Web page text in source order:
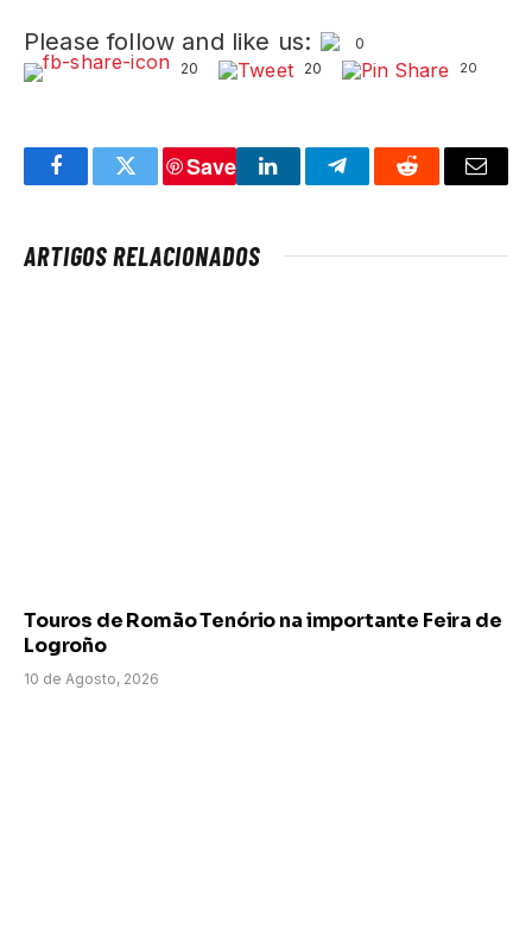
Please follow and like us:
0
20
20 20
FacebookTwitter
Save
LinkedInTelegramReddit Email
ARTIGOS RELACIONADOS
Touros de Romão Tenório na importante Feira de
Logroño
10 de Agosto, 2026